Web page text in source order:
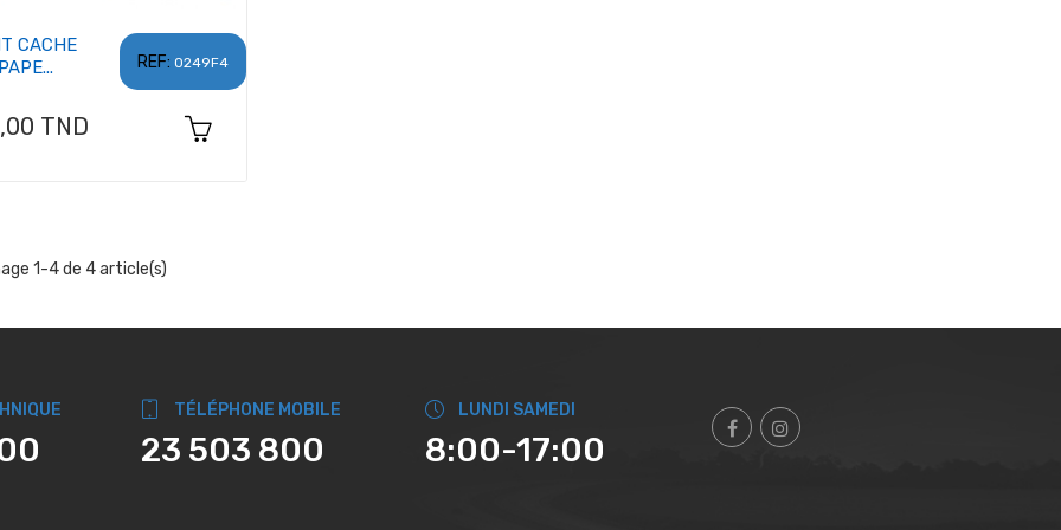
REF: 0249F4
CACHE
TND
1-4 de 4 article(s)
TÉLÉPHONE MOBILE
23 503 800
LUNDI SAMEDI
8:00-17:00